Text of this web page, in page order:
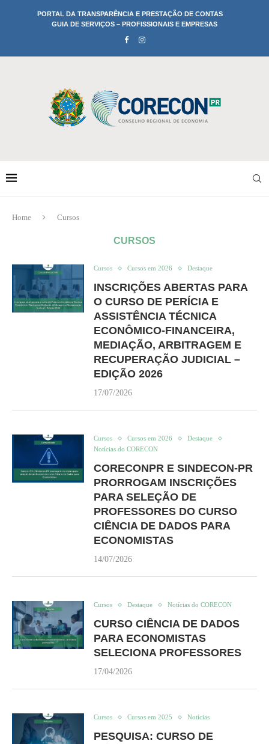
PORTAL DA TRANSPARÊNCIA E PRESTAÇÃO DE CONTAS
GUIA DE SERVIÇOS – PROFISSIONAIS E EMPRESAS
Home Cursos
CURSOS
Cursos Cursos em 2026 Destaque
INSCRIÇÕES ABERTAS PARA
O CURSO DE PERÍCIA E
ASSISTÊNCIA TÉCNICA
ECONÔMICO-FINANCEIRA,
MEDIAÇÃO, ARBITRAGEM E
RECUPERAÇÃO JUDICIAL –
EDIÇÃO 2026
17/07/2026
Cursos Cursos em 2026
Destaque
Notícias do CORECON
CORECONPR E SINDECON-PR
PRORROGAM INSCRIÇÕES
PARA SELEÇÃO DE
PROFESSORES DO CURSO
CIÊNCIA DE DADOS PARA
ECONOMISTAS
14/07/2026
Cursos Destaque Notícias do CORECON
CURSO CIÊNCIA DE DADOS
PARA ECONOMISTAS
SELECIONA PROFESSORES
17/04/2026
Cursos Cursos em 2025 Notícias
PESQUISA: CURSO DE